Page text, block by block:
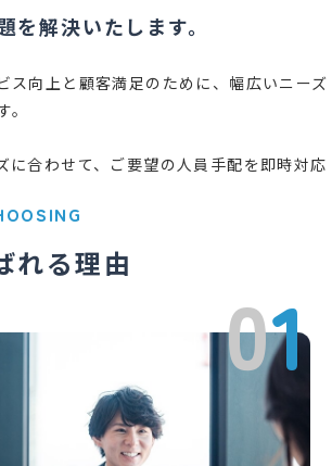
を解決いたします。
ス向上と顧客満足のために、幅広いニーズ
に合わせて、ご要望の人員手配を即時対応
れる理由
01